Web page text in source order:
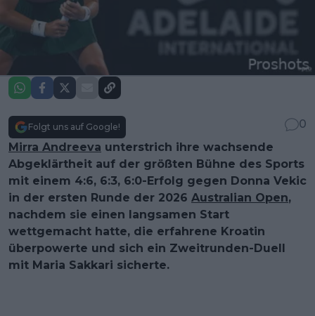
Folgt uns auf Google!
0
Mirra Andreeva unterstrich ihre wachsende
Abgeklärtheit auf der größten Bühne des Sports
mit einem 4:6, 6:3, 6:0-Erfolg gegen Donna Vekic
in der ersten Runde der 2026 Australian Open,
nachdem sie einen langsamen Start
wettgemacht hatte, die erfahrene Kroatin
überpowerte und sich ein Zweitrunden-Duell
mit Maria Sakkari sicherte.